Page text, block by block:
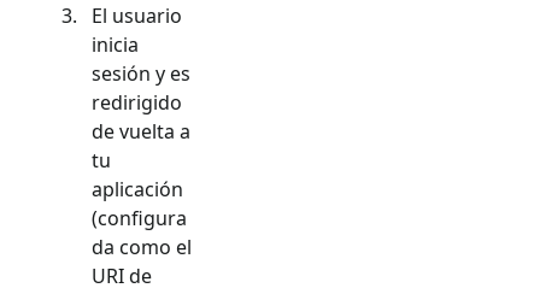
El usuario
inicia
sesión y es
redirigido
de vuelta a
tu
aplicación
(configura
da como el
URI de